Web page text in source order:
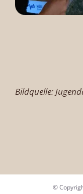
Bildquelle:
©